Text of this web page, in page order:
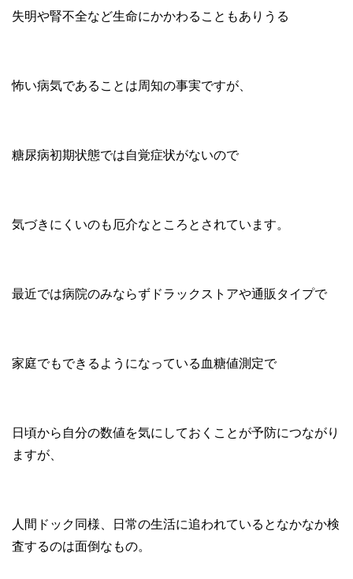
失明や腎不全など生命にかかわることもありうる
怖い病気であることは周知の事実ですが、
糖尿病初期状態では自覚症状がないので
気づきにくいのも厄介なところとされています。
最近では病院のみならずドラックストアや通販タイプで
家庭でもできるようになっている血糖値測定で
日頃から自分の数値を気にしておくことが予防につながり
ますが、
人間ドック同様、日常の生活に追われているとなかなか検
査するのは面倒なもの。